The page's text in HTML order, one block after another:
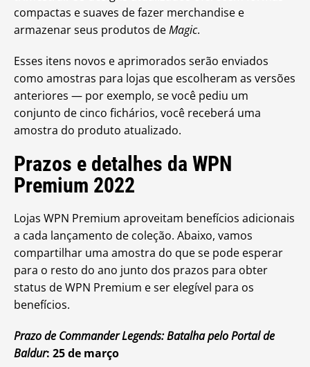
compactas e suaves de fazer merchandise e
armazenar seus produtos deMagic.
Esses itens novos e aprimorados serão enviados
como amostras para lojas que escolheram as versões
anteriores — por exemplo, se você pediu um
conjunto de cinco fichários, você receberá uma
amostra do produto atualizado.
Prazos e detalhes da WPN
Premium 2022
Lojas WPN Premium aproveitam benefícios adicionais
a cada lançamento de coleção. Abaixo, vamos
compartilhar uma amostra do que se pode esperar
para o resto do ano junto dos prazos para obter
status de WPN Premium e ser elegível para os
benefícios.
Prazo de Commander Legends: Batalha pelo Portal de
Baldur: 25 de março